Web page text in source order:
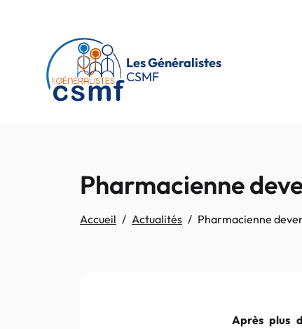
Les Généralistes
CSMF
Pharmacienne
Accueil Actualités Pharmacienne
Après plus